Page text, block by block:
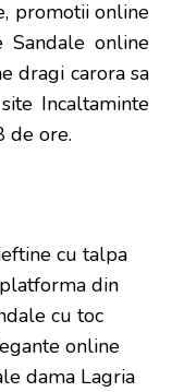
promotii online
Sandale online
dragi carora sa
Incaltaminte
de ore.
cu talpa
platforma din
cu toc
online
dama Lagria